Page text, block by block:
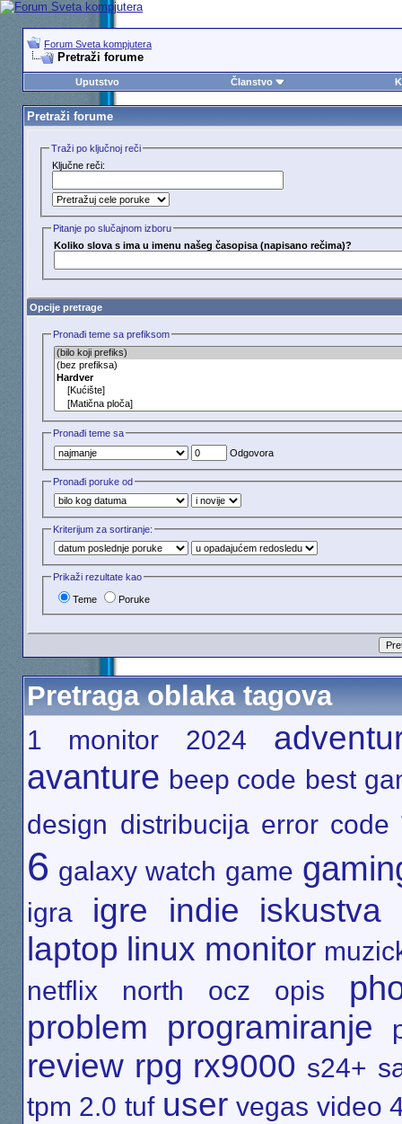
Forum Sveta kompjutera
Pretraži forume
Uputstvo Članstvo
Pretraži forume
Traži po ključnoj reči
Ključne reči:
Pitanje po slučajnom izboru
Koliko slova s ima u imenu našeg časopisa (napisano rečima)?
Opcije pretrage
Pronađi teme sa prefiksom
Pronađi teme sa
Odgovora
Pronađi poruke od
Kriterijum za sortiranje:
Prikaži rezultate kao
Teme Poruke
Pretraga oblaka tagova
1 monitor 2024
avanture beep code best
design distribucija error code
6 galaxy watch game
igra igre indie iskustva
laptop linux monitor
netflix
north ocz opis
problem programiranje
review rpg rx9000 s24+
tpm 2.0 tuf user vegas video